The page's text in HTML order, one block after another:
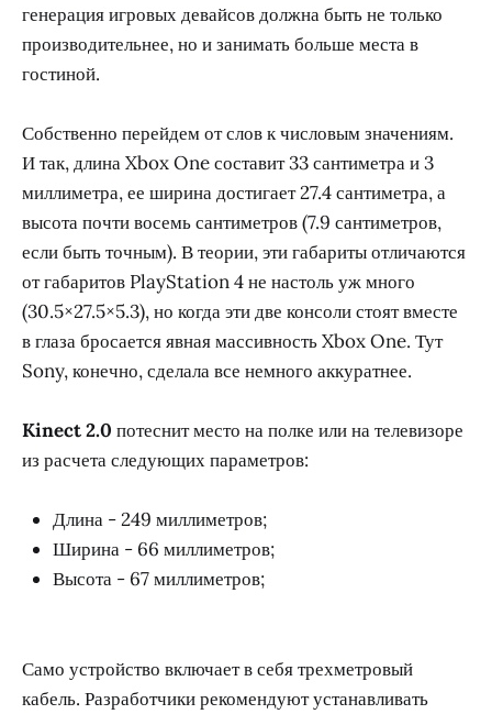
генерация игровых девайсов должна быть не только
производительнее, но и занимать больше места в
гостиной.
Собственно перейдем от слов к числовым значениям.
И так, длина Xbox One составит 33 сантиметра и 3
миллиметра, ее ширина достигает 27.4 сантиметра, а
высота почти восемь сантиметров (7.9 сантиметров,
если быть точным). В теории, эти габариты отличаются
от габаритов PlayStation 4 не настоль уж много
(30.5×27.5×5.3), но когда эти две консоли стоят вместе
в глаза бросается явная массивность Xbox One. Тут
Sony, конечно, сделала все немного аккуратнее.
Kinect 2.0 потеснит место на полке или на телевизоре
из расчета следующих параметров:
Длина - 249 миллиметров;
Ширина - 66 миллиметров;
Высота - 67 миллиметров;
Само устройство включает в себя трехметровый
кабель. Разработчики рекомендуют устанавливать